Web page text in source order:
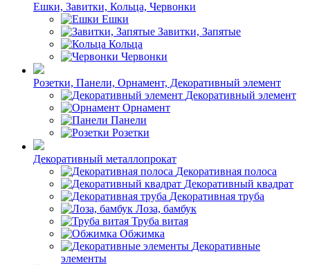
Ешки, Завитки, Кольца, Червонки
Ешки
Завитки, Запятые
Кольца
Червонки
Розетки, Панели, Орнамент, Декоративный элемент
Декоративный элемент
Орнамент
Панели
Розетки
Декоративный металлопрокат
Декоративная полоса
Декоративный квадрат
Декоративная труба
Лоза, бамбук
Труба витая
Обжимка
Декоративные
элементы